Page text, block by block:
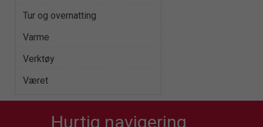
Tur og overnatting
Varme
Verktøy
Været
Hurtig navigering